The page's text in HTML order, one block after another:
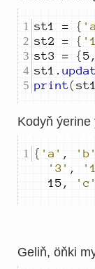
st1 = {
st2 = {
st3 = {5 ,
st1 .
print( st1
Kodyň ýerine
{ 'a' , 'b'
'3' ,
15 , 'c'
Geliň, öňki